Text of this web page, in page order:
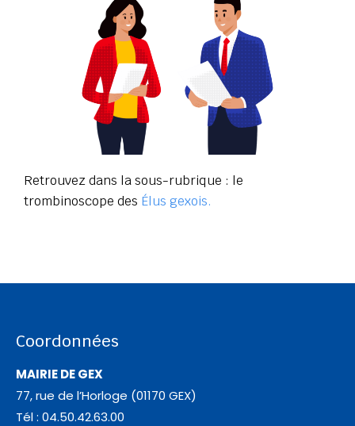
Retrouvez dans la sous-rubrique : le
trombinoscope des Élus gexois.
Coordonnées
MAIRIE DE GEX
77, rue de l’Horloge (01170 GEX)
Tél : 04.50.42.63.00